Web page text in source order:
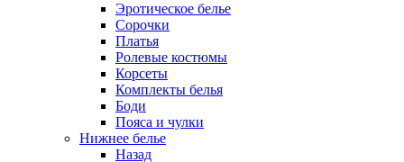
Эротическое белье
Сорочки
Платья
Ролевые костюмы
Корсеты
Комплекты белья
Боди
Пояса и чулки
Нижнее белье
Назад